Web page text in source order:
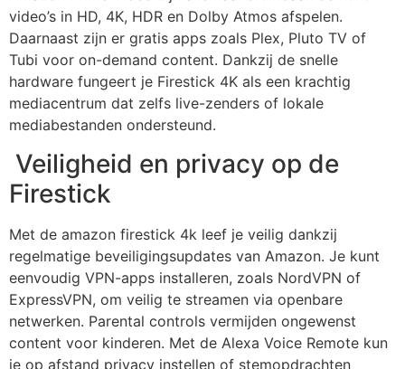
video’s in HD, 4K, HDR en Dolby Atmos afspelen.
Daarnaast zijn er gratis apps zoals Plex, Pluto TV of
Tubi voor on-demand content. Dankzij de snelle
hardware fungeert je Firestick 4K als een krachtig
mediacentrum dat zelfs live-zenders of lokale
mediabestanden ondersteund.
Veiligheid en privacy op de
Firestick
Met de amazon firestick 4k leef je veilig dankzij
regelmatige beveiligingsupdates van Amazon. Je kunt
eenvoudig VPN-apps installeren, zoals NordVPN of
ExpressVPN, om veilig te streamen via openbare
netwerken. Parental controls vermijden ongewenst
content voor kinderen. Met de Alexa Voice Remote kun
je op afstand privacy instellen of stemopdrachten